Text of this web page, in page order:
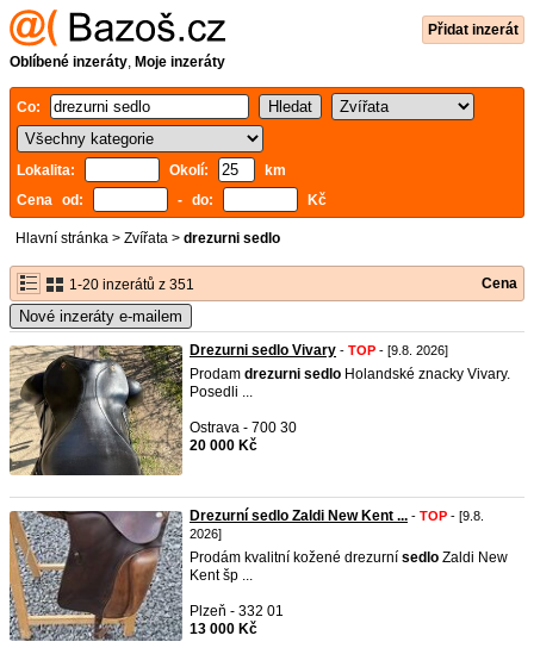
Přidat inzerát
Oblíbené inzeráty, Moje inzeráty
Co:
Lokalita: Okolí:
km
Cena od:
- do: Kč
Hlavní stránka > Zvířata > drezurni sedlo
1-20 inzerátů z 351 Cena
Nové inzeráty e-mailem
Drezurni sedlo Vivary - TOP - [9.8. 2026]
Prodam drezurni sedlo Holandské znacky Vivary.
Posedli ...
Ostrava - 700 30
20 000 Kč
Drezurní sedlo Zaldi New Kent ... - TOP - [9.8.
2026]
Prodám kvalitní kožené drezurní sedlo Zaldi New
Kent šp ...
Plzeň - 332 01
13 000 Kč